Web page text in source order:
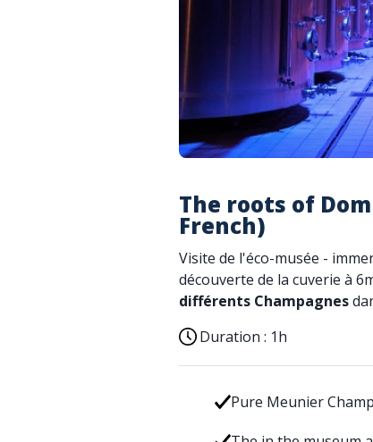
The roots of
French)
Visite de l'éco-musée -
découverte de la cuverie à
différents Champagnes
Duration : 1h
Pure Meunier